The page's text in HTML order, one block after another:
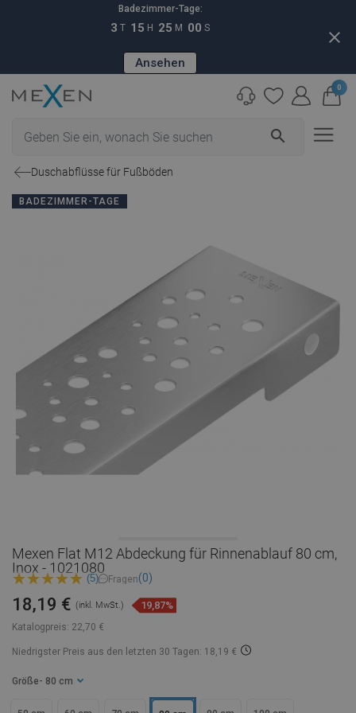
Badezimmer-Tage:
3 T 15 H 24 M 59 S
Ansehen
close
search
0
Duschabflüsse für Fußböden
BADEZIMMER-TAGE
Mexen Flat M12 Abdeckung für Rinnenablauf 80 cm,
Inox - 1021080
(5) Fragen(0)
Katalogpreis: 22,70 €
18,19 € (inkl. MwSt.) 19,87%
Niedrigster Preis aus den letzten 30 Tagen: 18,19 €
Größe - 80 cm